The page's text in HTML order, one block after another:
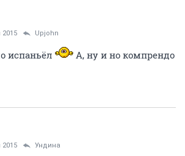
2015 Upjohn
испаньёл
А, ну и но компрендо
2015 Ундинa